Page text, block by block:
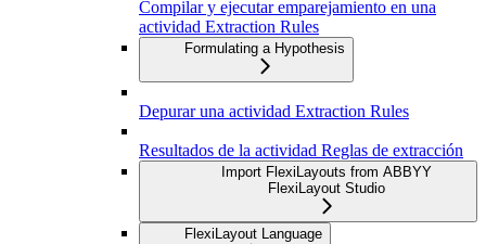
Compilar y ejecutar emparejamiento en una
actividad Extraction Rules
Formulating a Hypothesis
Depurar una actividad Extraction Rules
Resultados de la actividad Reglas de extracción
Import FlexiLayouts from ABBYY
FlexiLayout Studio
FlexiLayout Language